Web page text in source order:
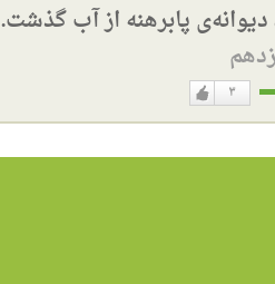
پابرهنه از آب گذشت.
دوست
۳